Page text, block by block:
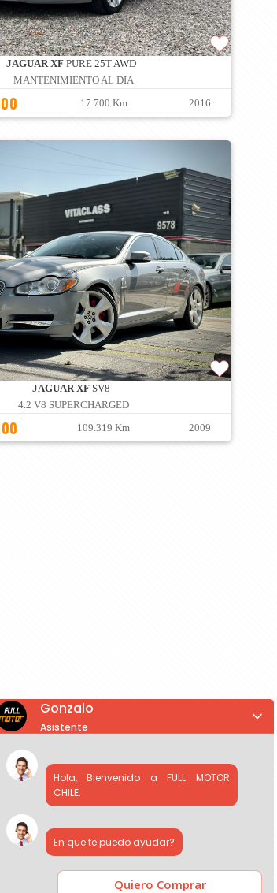
JAGUAR XF PURE 25T AWD
MANTENIMIENTO AL DIA
17.700 Km 2016
JAGUAR XF SV8
4.2 V8 SUPERCHARGED
109.319 Km 2009
USADOS - AUTOS EN VENTA - COMPRA DE
USADOS
Gonzalo
Asistente
Hola, Bienvenido a FULL MOTOR
CHILE.
En que te puedo ayudar?
Quiero Comprar